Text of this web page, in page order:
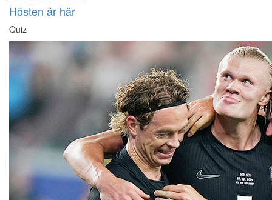
Hösten är här
Quiz